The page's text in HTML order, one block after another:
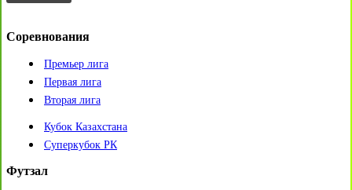
Соревнования
Премьер лига
Первая лига
Вторая лига
Кубок Казахстана
Суперкубок РК
Футзал